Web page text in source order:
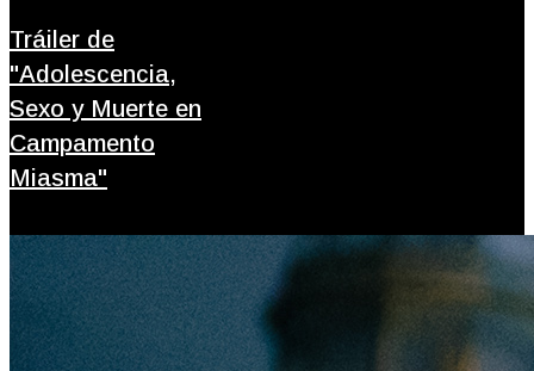
Tráiler de
"Adolescencia,
Sexo y Muerte en
Campamento
Miasma"